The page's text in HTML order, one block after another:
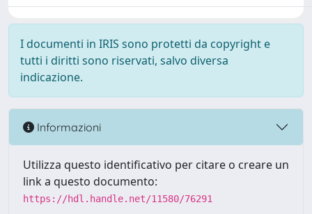
I documenti in IRIS sono protetti da copyright e
tutti i diritti sono riservati, salvo diversa
indicazione.
Informazioni
Utilizza questo identificativo per citare o creare un
link a questo documento:
https://hdl.handle.net/11580/76291